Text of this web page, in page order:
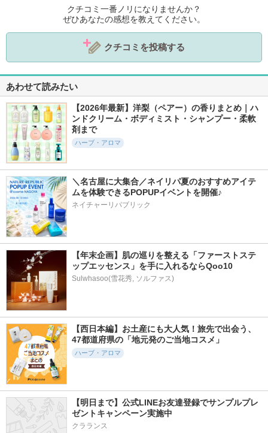
クチコミ一番ノリになりませんか？
ぜひあなたの感想を教えてください。
クチコミを投稿する
あわせて読みたい
【2026年最新】洋梨（ペアー）の香りまとめ｜ハ
ンドクリーム・ボディミスト・シャンプー・柔軟
剤まで
ハーブ・アロマ
＼名古屋に大集合／ネイリパ夏のおすすめアイテ
ムを体験できるPOPUPイベントを開催♪
ネイチャーリパブリック
【年末企画】肌の巡りを整える「ファーストステ
ップエッセンス」を手に入れるならQoo10
Sulwhasoo(雪花秀, ソルファス)
【西日本編】お土産にも大人気！旅先で出会う、
47都道府県の「地元発のご当地コスメ」
ハーブ・アロマ
【明日まで】公式LINEお友達登録でサンプルプレ
ゼントキャンペーン実施中
クラランス